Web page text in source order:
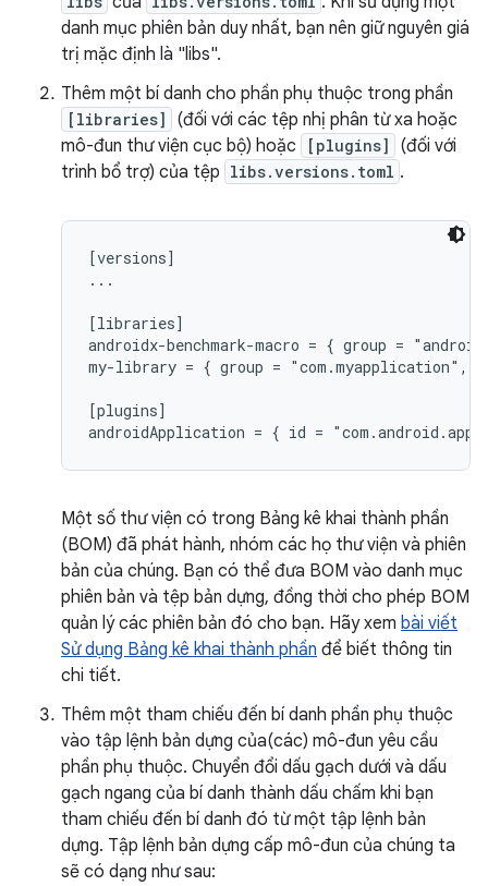
danh mục phiên bản duy nhất, bạn nên giữ nguyên giá
trị mặc định là "libs".
Thêm một bí danh cho phần phụ thuộc trong phần
[libraries]
(đối với các tệp nhị phân từ xa hoặc
mô-đun thư viện cục bộ) hoặc
[plugins]
(đối với
trình bổ trợ) của tệp libs.versions.toml .
[versions]
...
[libraries]
androidx-benchmark-macro = { group =
my-library = { group =
[plugins]
Một số thư viện có trong Bảng kê khai thành phần
(BOM) đã phát hành, nhóm các họ thư viện và phiên
bản của chúng. Bạn có thể đưa BOM vào danh mục
phiên bản và tệp bản dựng, đồng thời cho phép BOM
quản lý các phiên bản đó cho bạn. Hãy xem bài viết
Sử dụng Bảng kê khai thành phần để biết thông tin
chi tiết.
Thêm một tham chiếu đến bí danh phần phụ thuộc
vào tập lệnh bản dựng của(các) mô-đun yêu cầu
phần phụ thuộc. Chuyển đổi dấu gạch dưới và dấu
gạch ngang của bí danh thành dấu chấm khi bạn
tham chiếu đến bí danh đó từ một tập lệnh bản
dựng. Tập lệnh bản dựng cấp mô-đun của chúng ta
sẽ có dạng như sau: